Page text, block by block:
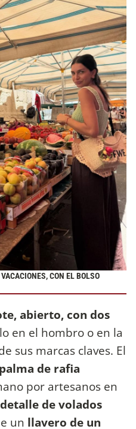
CON EL BOLSO
abierto, con dos
en el hombro o en la
sus marcas claves. El
de rafia
por artesanos en
detalle de volados
un llavero de un